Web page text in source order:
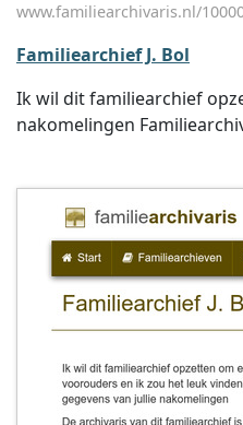
www.familiearchivaris.nl/
Familiearchief J. Bol
Ik wil dit familiearchief
nakomelingen